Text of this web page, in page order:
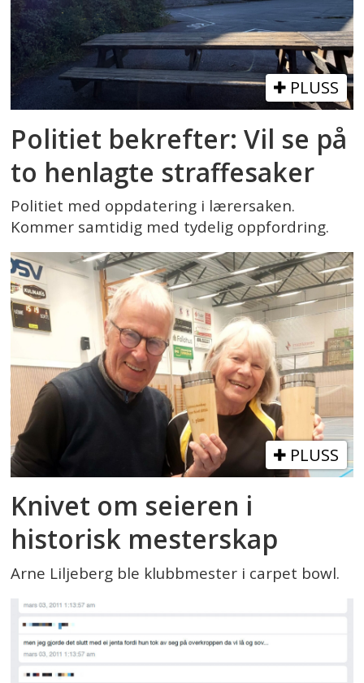
PLUSS
Politiet bekrefter: Vil se på
to henlagte straffesaker
Politiet med oppdatering i lærersaken.
Kommer samtidig med tydelig oppfordring.
PLUSS
Knivet om seieren i
historisk mesterskap
Arne Liljeberg ble klubbmester i carpet bowl.